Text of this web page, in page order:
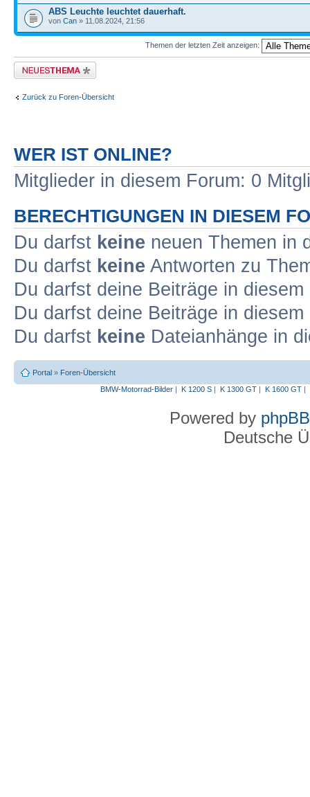
ABS Leuchte leuchtet dauerhaft.
von Can » 11.08.2024, 21:56
Themen der letzten Zeit anzeigen:
Neues Thema erstellen
Zurück zu Foren-Übersicht
WER IST ONLINE?
Mitglieder in diesem Forum: 0
BERECHTIGUNGEN IN DIESEM
Du darfst keine neuen Themen in
Du darfst keine Antworten zu
Du darfst deine Beiträge in
Du darfst deine Beiträge in
Du darfst keine Dateianhänge in
Portal » Foren-Übersicht
BMW-Motorrad-Bilder| K 1200 S| K 1300 GT| K 1600 GT|
Powered by phpBB
Deutsche